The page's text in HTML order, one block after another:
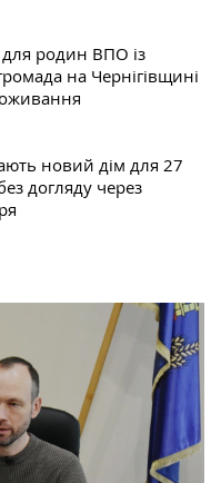
родин ВПО із
на Чернігівщині
новий дім для 27
догляду через